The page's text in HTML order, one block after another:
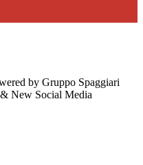
by Gruppo Spaggiari
New Social Media